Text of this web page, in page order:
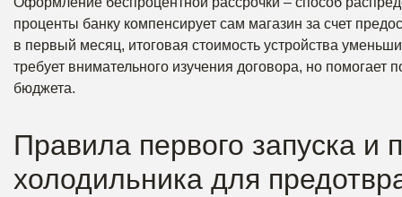
проценты банку компенсирует сам магазин за счет
в первый месяц, итоговая стоимость устройства
требует внимательного изучения договора, но
бюджета.
Правила первого запуска и
холодильника для